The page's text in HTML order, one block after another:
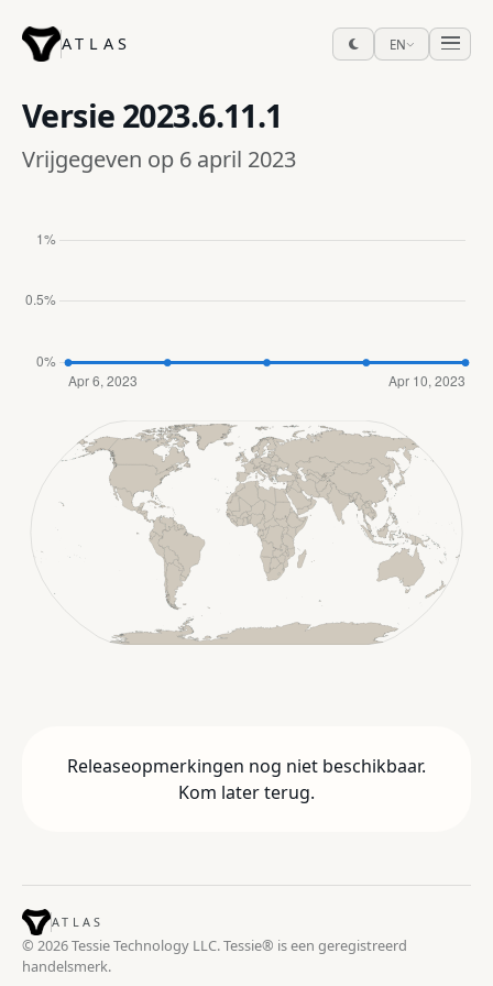
ATLAS EN
Versie 2023.6.11.1
Vrijgegeven op 6 april 2023
Releaseopmerkingen nog niet beschikbaar.
Kom later terug.
ATLAS
© 2026 Tessie Technology LLC. Tessie® is een geregistreerd
handelsmerk.